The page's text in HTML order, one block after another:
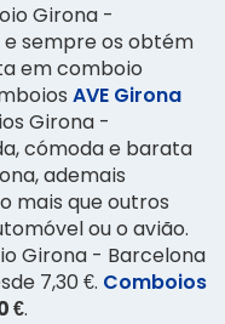
Girona -
sempre os obtém
em comboio
AVE Girona
Girona -
cómoda e barata
ademais
mais que outros
ou o avião.
Girona - Barcelona
7,30 €. Comboios
€.